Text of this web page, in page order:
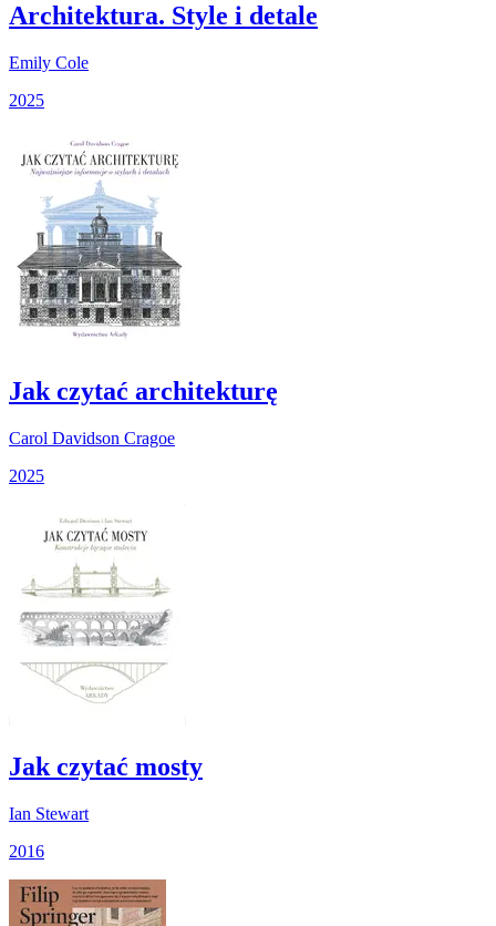
Architektura. Style i detale
Emily Cole
2025
Jak czytać architekturę
Carol Davidson Cragoe
2025
Jak czytać mosty
Ian Stewart
2016